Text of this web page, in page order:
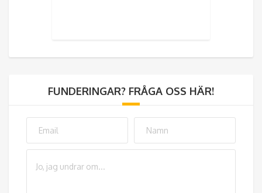
FUNDERINGAR? FRÅGA OSS HÄR!